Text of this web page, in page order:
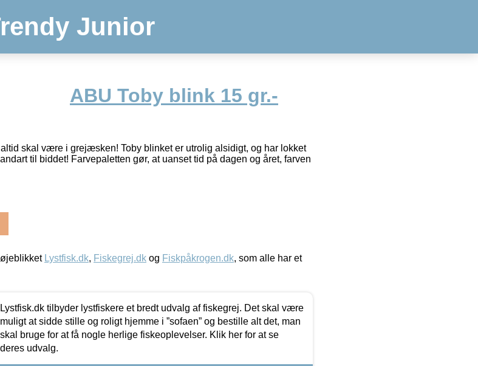
Junior
ABU Toby blink 15 gr.-
skal være i grejæsken! Toby blinket er utrolig alsidigt, og har lokket
til biddet! Farvepaletten gør, at uanset tid på dagen og året, farven
Lystfisk.dk, Fiskegrej.dk og Fiskpåkrogen.dk, som alle har et
Lystfisk.dk tilbyder lystfiskere et bredt udvalg af fiskegrej. Det skal være
muligt at sidde stille og roligt hjemme i ”sofaen” og bestille alt det, man
skal bruge for at få nogle herlige fiskeoplevelser. Klik her for at se
deres udvalg.